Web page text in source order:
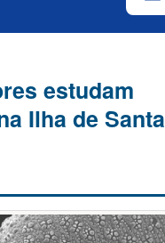
estudam
Ilha de Santa